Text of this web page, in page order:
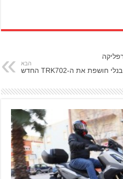
הבא
בנלי חושפת את ה-TRK702 החדש